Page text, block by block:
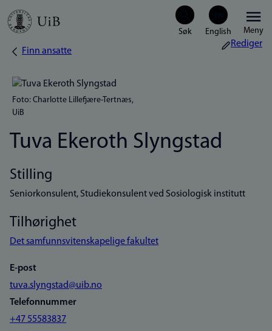
Hopp
Meny
Navigasjonssti
Finn ansatte
Rediger
Foto: Charlotte Lillefjære-Tertnæs,
UiB
Tuva Ekeroth Slyngstad
Stilling
Seniorkonsulent, Studiekonsulent ved Sosiologisk institutt
Tilhørighet
Det samfunnsvitenskapelige fakultet
E-post
tuva.slyngstad@uib.no
Telefonnummer
+47 55583837